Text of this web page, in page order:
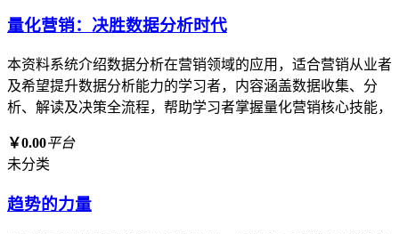
量化营销：决胜数据分析时代
本资料系统介绍数据分析在营销领域的应用，适合营销从业者
及希望提升数据分析能力的学习者，内容涵盖数据收集、分
析、解读及决策全流程，帮助学习者掌握量化营销核心技能，
￥0.00平台
未分类
趋势的力量